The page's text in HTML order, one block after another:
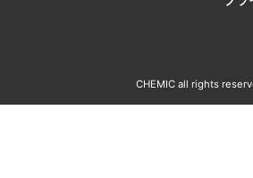
CHEMIC all rights